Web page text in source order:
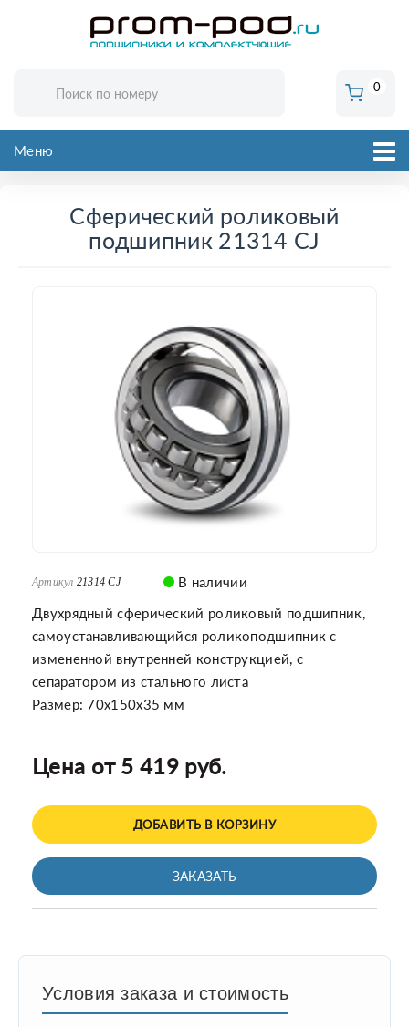
0
Меню
Сферический роликовый
подшипник 21314 CJ
Артикул 21314 CJ
В наличии
Двухрядный сферический роликовый подшипник,
самоустанавливающийся роликоподшипник с
измененной внутренней конструкцией, с
сепаратором из стального листа
Размер: 70x150x35 мм
Цена от 5 419 руб.
ДОБАВИТЬ В КОРЗИНУ
ЗАКАЗАТЬ
Условия заказа и стоимость